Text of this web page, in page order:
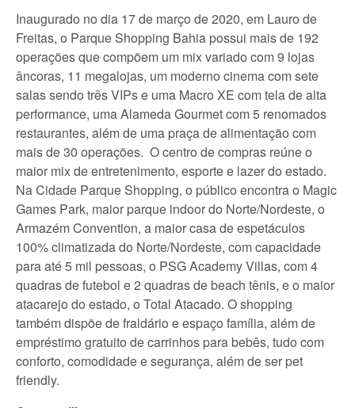
Inaugurado no dia 17 de março de 2020, em Lauro de
Freitas, o Parque Shopping Bahia possui mais de 192
operações que compõem um mix variado com 9 lojas
âncoras, 11 megalojas, um moderno cinema com sete
salas sendo três VIPs e uma Macro XE com tela de alta
performance, uma Alameda Gourmet com 5 renomados
restaurantes, além de uma praça de alimentação com
mais de 30 operações. O centro de compras reúne o
maior mix de entretenimento, esporte e lazer do estado.
Na Cidade Parque Shopping, o público encontra o Magic
Games Park, maior parque indoor do Norte/Nordeste, o
Armazém Convention, a maior casa de espetáculos
100% climatizada do Norte/Nordeste, com capacidade
para até 5 mil pessoas, o PSG Academy Villas, com 4
quadras de futebol e 2 quadras de beach tênis, e o maior
atacarejo do estado, o Total Atacado. O shopping
também dispõe de fraldário e espaço família, além de
empréstimo gratuito de carrinhos para bebês, tudo com
conforto, comodidade e segurança, além de ser pet
friendly.